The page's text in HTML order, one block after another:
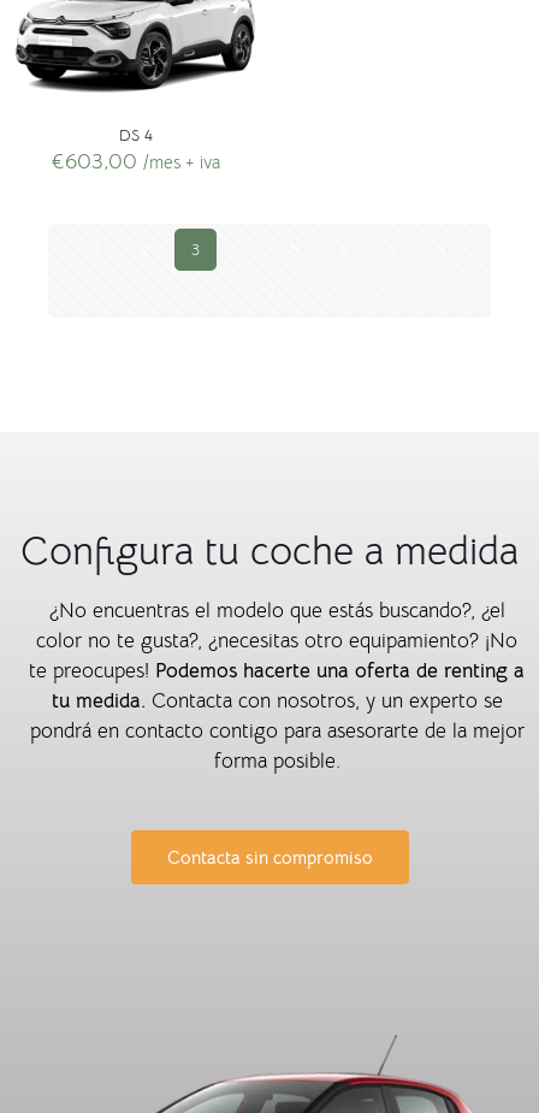
DS 4
€603,00 /mes + iva
3
Configura tu coche a medida
¿No encuentras el modelo que estás buscando?, ¿el
color no te gusta?, ¿necesitas otro equipamiento? ¡No
te preocupes! Podemos hacerte una oferta de renting a
tu medida. Contacta con nosotros, y un experto se
pondrá en contacto contigo para asesorarte de la mejor
forma posible.
Contacta sin compromiso